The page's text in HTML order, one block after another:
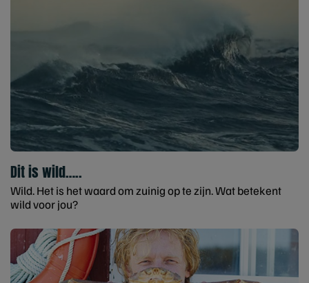
Dit is wild…..
Wild. Het is het waard om zuinig op te zijn. Wat betekent
wild voor jou?